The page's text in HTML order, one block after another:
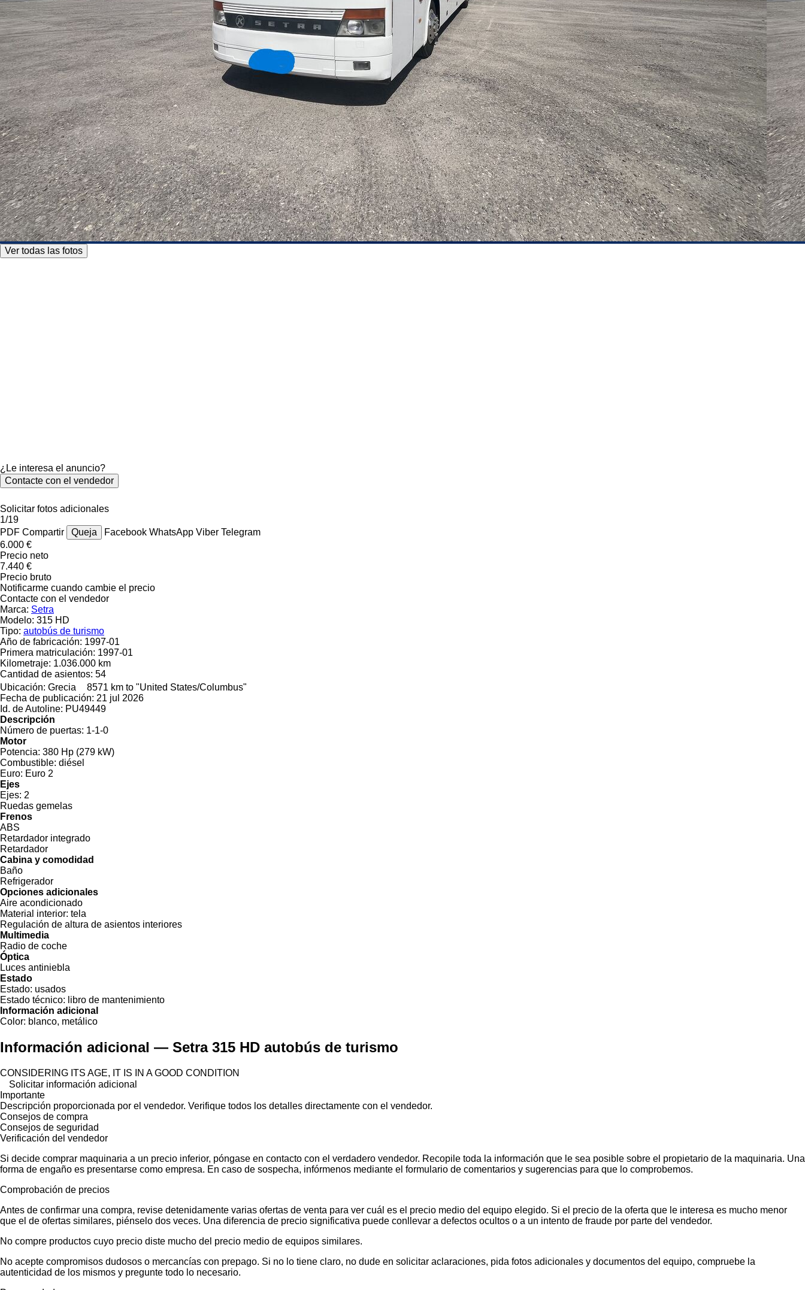
Ver todas las fotos
¿Le interesa el anuncio?
Contacte con el vendedor
Solicitar fotos adicionales
1/19
PDF Compartir Queja Facebook WhatsApp Viber Telegram
6.000 €
Precio neto
7.440 €
Precio bruto
Notificarme cuando cambie el precio
Contacte con el vendedor
Marca: Setra
Modelo: 315 HD
Tipo: autobús de turismo
Año de fabricación: 1997-01
Primera matriculación: 1997-01
Kilometraje: 1.036.000 km
Cantidad de asientos: 54
Ubicación: Grecia
8571 km to "United States/Columbus"
Fecha de publicación: 21 jul 2026
Id. de Autoline: PU49449
Descripción
Número de puertas: 1-1-0
Motor
Potencia: 380 Hp (279 kW)
Combustible: diésel
Euro: Euro 2
Ejes
Ejes: 2
Ruedas gemelas
Frenos
ABS
Retardador integrado
Retardador
Cabina y comodidad
Baño
Refrigerador
Opciones adicionales
Aire acondicionado
Material interior: tela
Regulación de altura de asientos interiores
Multimedia
Radio de coche
Óptica
Luces antiniebla
Estado
Estado: usados
Estado técnico: libro de mantenimiento
Información adicional
Color: blanco, metálico
Información adicional — Setra 315 HD autobús de turismo
CONSIDERING ITS AGE, IT IS IN A GOOD CONDITION
Solicitar información adicional
Importante
Descripción proporcionada por el vendedor. Verifique todos los detalles directamente con el vendedor.
Consejos de compra
Consejos de seguridad
Verificación del vendedor
Si decide comprar maquinaria a un precio inferior, póngase en contacto con el verdadero vendedor. Recopile toda la información que le sea posible sobre el propietario de la maquinaria. Una
forma de engaño es presentarse como empresa. En caso de sospecha, infórmenos mediante el formulario de comentarios y sugerencias para que lo comprobemos.
Comprobación de precios
Antes de confirmar una compra, revise detenidamente varias ofertas de venta para ver cuál es el precio medio del equipo elegido. Si el precio de la oferta que le interesa es mucho menor
que el de ofertas similares, piénselo dos veces. Una diferencia de precio significativa puede conllevar a defectos ocultos o a un intento de fraude por parte del vendedor.
No compre productos cuyo precio diste mucho del precio medio de equipos similares.
No acepte compromisos dudosos o mercancías con prepago. Si no lo tiene claro, no dude en solicitar aclaraciones, pida fotos adicionales y documentos del equipo, compruebe la
autenticidad de los mismos y pregunte todo lo necesario.